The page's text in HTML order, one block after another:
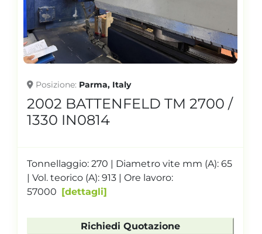
Posizione Parma, Italy
2002 BATTENFELD TM 2700 /
1330 IN0814
Tonnellaggio: 270 | Diametro vite mm (A): 65
| Vol. teorico (A): 913 | Ore lavoro:
57000
dettagli
Richiedi Quotazione